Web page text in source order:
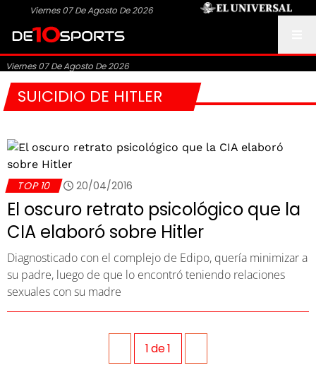
Viernes 07 De Agosto De 2026
Viernes 07 De Agosto De 2026
SUICIDIO DE HITLER
TOP 10 20/04/2016
El oscuro retrato psicológico que la
CIA elaboró sobre Hitler
Diagnosticado con el complejo de Edipo, quería minimizar a
su padre, luego de que lo encontró teniendo relaciones
sexuales con su madre
1de1